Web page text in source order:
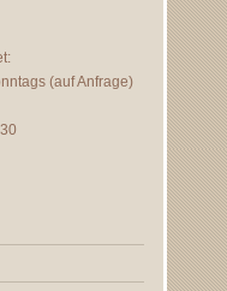
(auf Anfrage)